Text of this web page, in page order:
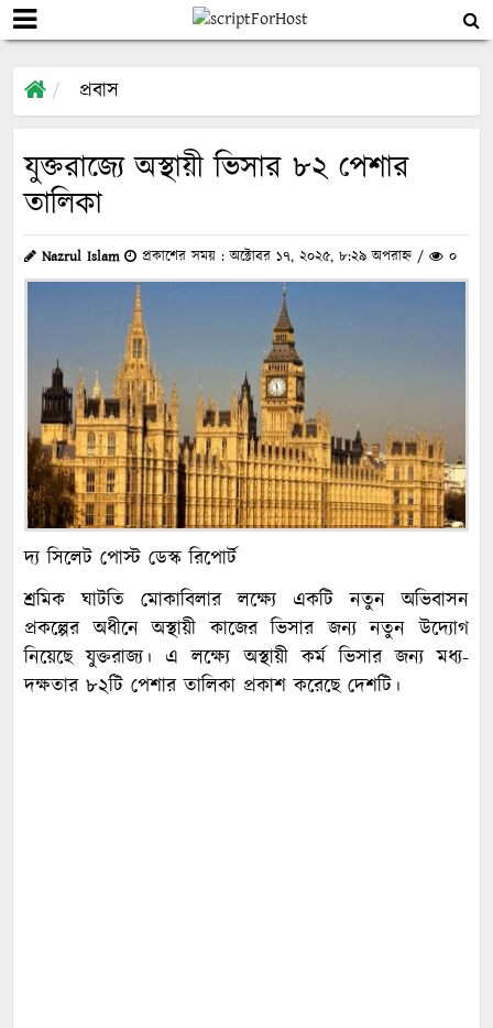
প্রবাস
যুক্তরাজ্যে অস্থায়ী ভিসার ৮২ পেশার
তালিকা
Nazrul Islam প্রকাশের সময় : অক্টোবর ১৭, ২০২৫, ৮:২৯ অপরাহ্ন / ০
দ্য সিলেট পোস্ট ডেস্ক রিপোর্ট
শ্রমিক ঘাটতি মোকাবিলার লক্ষ্যে একটি নতুন অভিবাসন
প্রকল্পের অধীনে অস্থায়ী কাজের ভিসার জন্য নতুন উদ্যোগ
নিয়েছে যুক্তরাজ্য। এ লক্ষ্যে অস্থায়ী কর্ম ভিসার জন্য মধ্য-
দক্ষতার ৮২টি পেশার তালিকা প্রকাশ করেছে দেশটি।